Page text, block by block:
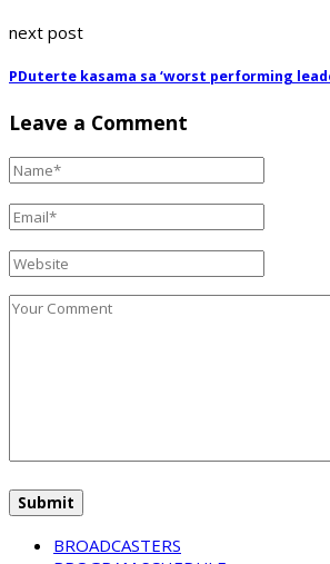
next post
PDuterte kasama sa ‘worst performing
Leave a Comment
BROADCASTERS